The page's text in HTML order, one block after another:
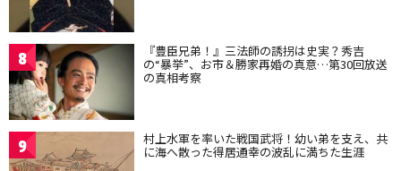
8 『豊臣兄弟！』三法師の誘拐は史実？秀吉
の“暴挙”、お市＆勝家再婚の真意…第30回放送
の真相考察
9 村上水軍を率いた戦国武将！幼い弟を支え、共
に海へ散った得居通幸の波乱に満ちた生涯